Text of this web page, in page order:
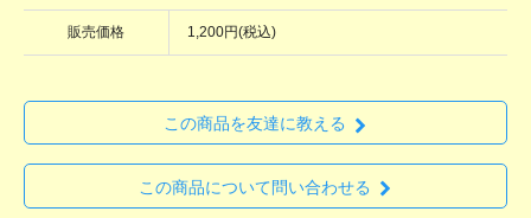
販売価格 1,200円(税込)
この商品を友達に教える
この商品について問い合わせる